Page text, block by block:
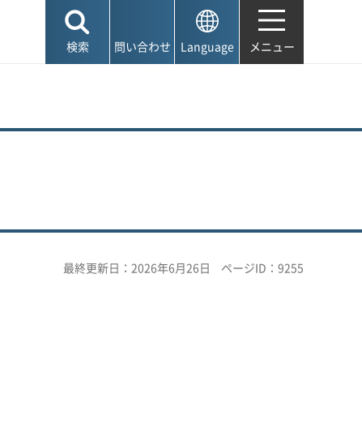
検索 問い合わせ Language メニュー
最終更新日：2026年6月26日 ページID：9255